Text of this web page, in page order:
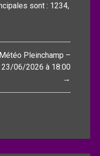
sont : 1234,
Météo Pleinchamp –
23/06/2026 à 18:00
→